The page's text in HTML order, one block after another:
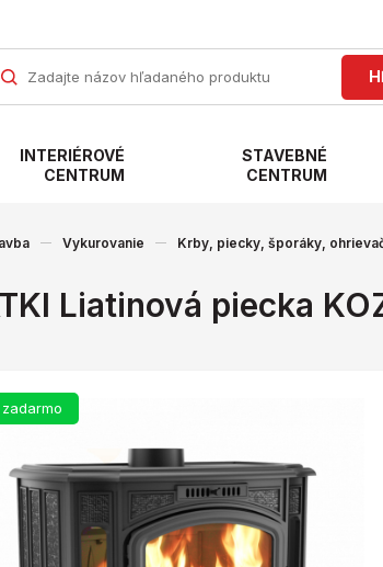
INTERIÉROVÉ
CENTRUM
STAVEBNÉ
CENTRUM
Vykurovanie Krby, piecky, šporáky,
Liatinová piecka